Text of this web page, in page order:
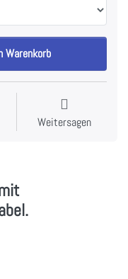
Warenkorb
Weitersagen